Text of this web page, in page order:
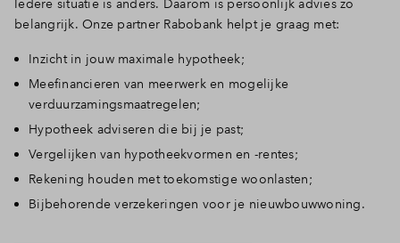
Iedere situatie is anders. Daarom is persoonlijk advies zo
belangrijk. Onze partner Rabobank helpt je graag met:
Inzicht in jouw maximale hypotheek;
Meefinancieren van meerwerk en mogelijke
verduurzamingsmaatregelen;
Hypotheek adviseren die bij je past;
Vergelijken van hypotheekvormen en -rentes;
Rekening houden met toekomstige woonlasten;
Bijbehorende verzekeringen voor je nieuwbouwwoning.